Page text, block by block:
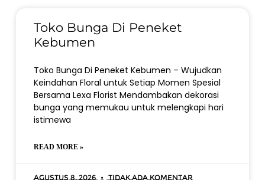
Toko Bunga Di Peneket
Kebumen
Toko Bunga Di Peneket Kebumen – Wujudkan
Keindahan Floral untuk Setiap Momen Spesial
Bersama Lexa Florist Mendambakan dekorasi
bunga yang memukau untuk melengkapi hari
istimewa
READ MORE »
Agustus 8, 2026 Tidak ada komentar